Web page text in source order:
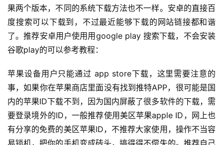
果两个版本，不同的系统下载方法也不一样。安卓的直接百
度搜索可以下载到，不过最近能够下载的网站链接都和谐
了。推荐安卓用户使用用google play 搜索下载，不会安装
谷歌play的可以参考教程：
苹果设备用户只能通过 app store下载，这里需要注意的
事，如果你在苹果商店里面没有找到推特APP，很可能是国
内的苹果ID下载不到，因为国内屏蔽了很多软件的下载，需
要登录境外的ID，一般推荐使用美区苹果apple ID，网上也
有分享的免费的美区苹果ID，不推荐大家使用，操作不当容